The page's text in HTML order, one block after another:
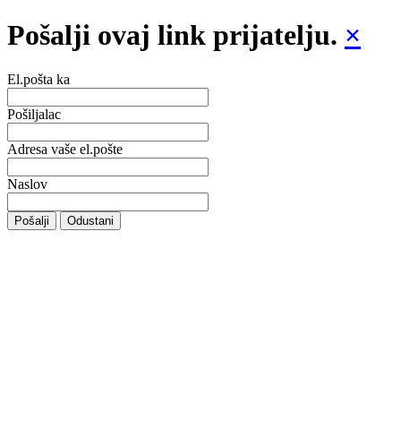
Pošalji ovaj link prijatelju. ×
El.pošta ka
Pošiljalac
Adresa vaše el.pošte
Naslov
Pošalji Odustani